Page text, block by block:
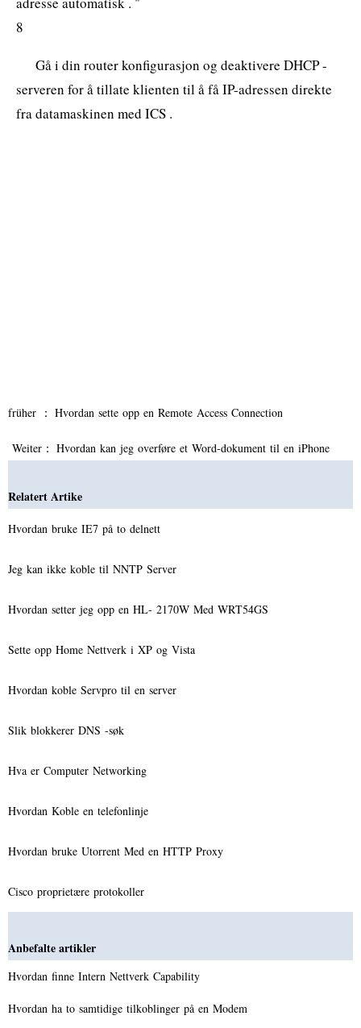
8
Gå i din router konfigurasjon og deaktivere DHCP -
serveren for å tillate klienten til å få IP-adressen direkte
fra datamaskinen med ICS .
früher ： Hvordan sette opp en Remote Access Connection
Weiter： Hvordan kan jeg overføre et Word-dokument til en iPhone
Relatert Artike
Hvordan bruke IE7 på to delnett
Jeg kan ikke koble til NNTP Server
Hvordan setter jeg opp en HL- 2170W Med WRT54GS
Sette opp Home Nettverk i XP og Vista
Hvordan koble Servpro til en server
Slik blokkerer DNS -søk
Hva er Computer Networking
Hvordan Koble en telefonlinje
Hvordan bruke Utorrent Med en HTTP Proxy
Cisco proprietære protokoller
Anbefalte artikler
Hvordan finne Intern Nettverk Capability
Hvordan ha to samtidige tilkoblinger på en Modem